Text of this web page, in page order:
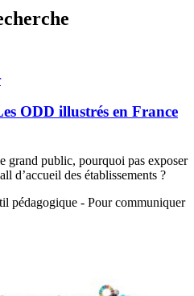
ODD illustrés en France
grand public, pourquoi pas exposer
d’accueil des établissements ?
pédagogique - Pour communiquer